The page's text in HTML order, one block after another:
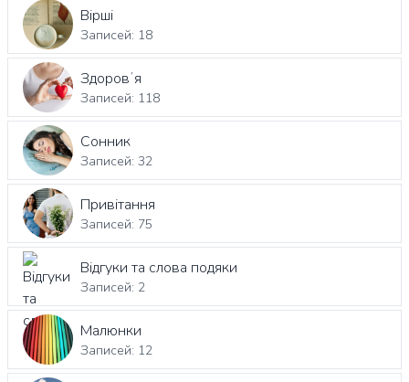
Вірші
Записей: 18
Здоровʼя
Записей: 118
Сонник
Записей: 32
Привітання
Записей: 75
Відгуки та слова подяки
Записей: 2
Малюнки
Записей: 12